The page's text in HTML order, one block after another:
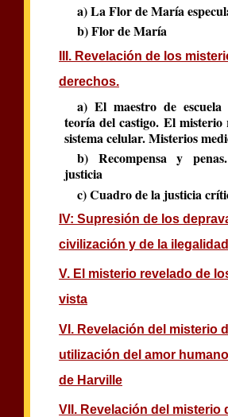
a) La Flor de María
b) Flor de María
III. Revelación de los
derechos.
a) El maestro de
teoría del castigo. El misterio
sistema celular. Misterios
b) Recompensa y
justicia
c) Cuadro de la justicia
IV: Supresión de los
civilización y de la
V. El misterio revelado de
vista
VI. Revelación del misterio
utilización del amor
de Harville
VII. Revelación del misterio